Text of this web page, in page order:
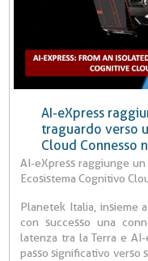
AI-eXpress
traguardo verso
Cloud Connesso
AI-eXpress raggiunge
Ecosistema Cognitivo
Planetek Italia, insieme
con successo una
latenza tra la Terra e
passo significativo verso